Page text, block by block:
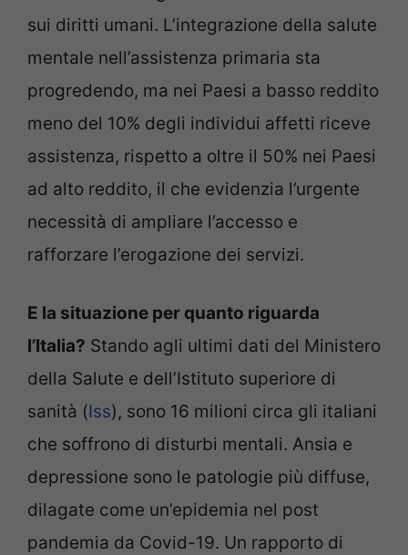
sui diritti umani. L’integrazione della salute
mentale nell’assistenza primaria sta
progredendo, ma nei Paesi a basso reddito
meno del 10% degli individui affetti riceve
assistenza, rispetto a oltre il 50% nei Paesi
ad alto reddito, il che evidenzia l’urgente
necessità di ampliare l’accesso e
rafforzare l’erogazione dei servizi.
E la situazione per quanto riguarda
l’Italia? Stando agli ultimi dati del Ministero
della Salute e dell’Istituto superiore di
sanità (Iss), sono 16 milioni circa gli italiani
che soffrono di disturbi mentali. Ansia e
depressione sono le patologie più diffuse,
dilagate come un’epidemia nel post
pandemia da Covid-19. Un rapporto di